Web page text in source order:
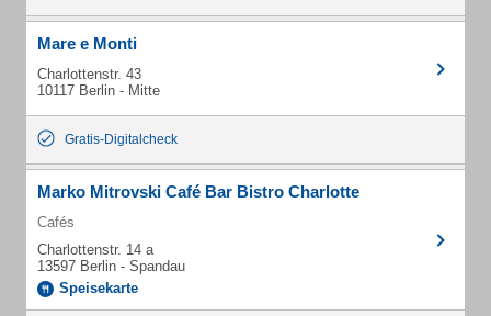
Mare e Monti
Charlottenstr. 43
10117 Berlin - Mitte
Gratis-Digitalcheck
Marko Mitrovski Café Bar Bistro Charlotte
Cafés
Charlottenstr. 14 a
13597 Berlin - Spandau
Speisekarte